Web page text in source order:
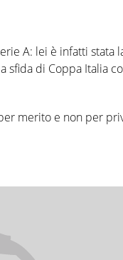
A: lei è infatti stata
sfida di Coppa Italia
merito e non per